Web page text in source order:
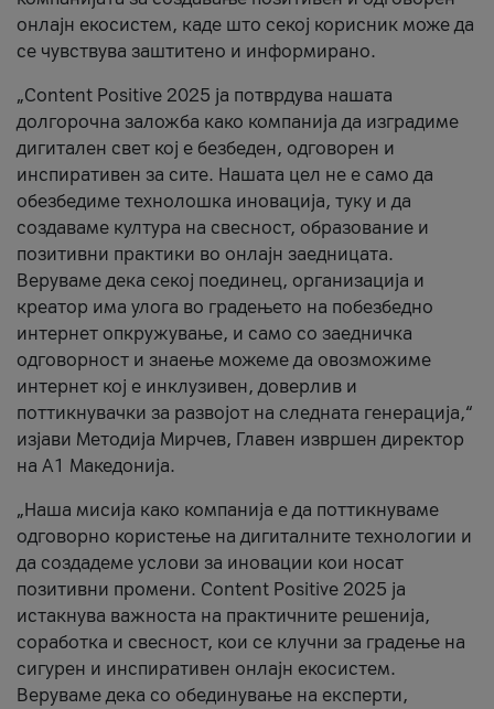
онлајн екосистем, каде што секој корисник може да
се чувствува заштитено и информирано.
„Content Positive 2025 ја потврдува нашата
долгорочна заложба како компанија да изградиме
дигитален свет кој е безбеден, одговорен и
инспиративен за сите. Нашата цел не е само да
обезбедиме технолошка иновација, туку и да
создаваме култура на свесност, образование и
позитивни практики во онлајн заедницата.
Веруваме дека секој поединец, организација и
креатор има улога во градењето на побезбедно
интернет опкружување, и само со заедничка
одговорност и знаење можеме да овозможиме
интернет кој е инклузивен, доверлив и
поттикнувачки за развојот на следната генерација,“
изјави Методија Мирчев, Главен извршен директор
на А1 Македонија.
„Наша мисија како компанија е да поттикнуваме
одговорно користење на дигиталните технологии и
да создадеме услови за иновации кои носат
позитивни промени. Content Positive 2025 ја
истакнува важноста на практичните решенија,
соработка и свесност, кои се клучни за градење на
сигурен и инспиративен онлајн екосистем.
Веруваме дека со обединување на експерти,